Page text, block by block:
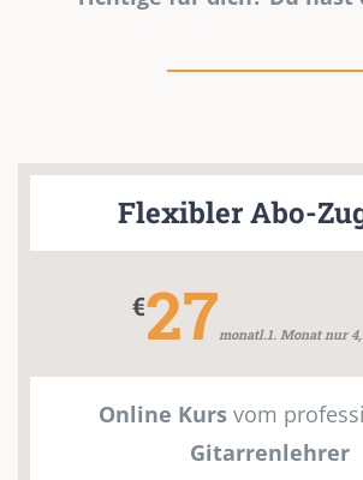
Flexibler Abo-
€27monatl.1. Monat nur
Online Kursvom
Gitarrenlehrer